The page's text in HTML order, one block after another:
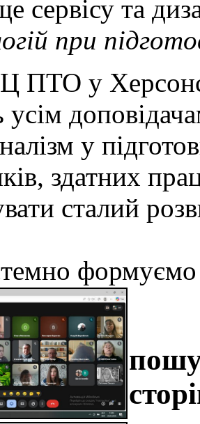
сервісу та
при
у
усім
у
здатних
сталий
формуємо